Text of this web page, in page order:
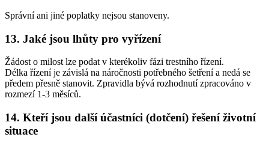
Správní ani jiné poplatky nejsou stanoveny.
13. Jaké jsou lhůty pro vyřízení
Žádost o milost lze podat v kterékoliv fázi trestního řízení.
Délka řízení je závislá na náročnosti potřebného šetření a nedá se
předem přesně stanovit. Zpravidla bývá rozhodnutí zpracováno v
rozmezí 1-3 měsíců.
14. Kteří jsou další účastníci (dotčení) řešení životní
situace